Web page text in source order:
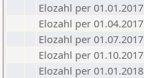
Elozahl per 01.01.2017
Elozahl per 01.04.2017
Elozahl per 01.07.2017
Elozahl per 01.10.2017
Elozahl per 01.01.2018